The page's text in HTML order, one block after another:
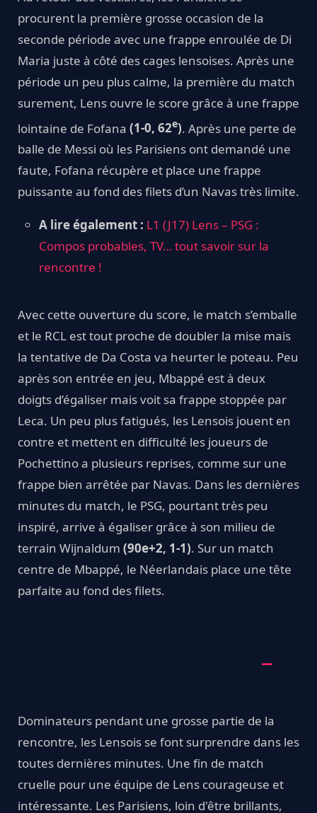
procurent la première grosse occasion de la
seconde période avec une frappe enroulée de Di
Maria juste à côté des cages lensoises. Après une
période un peu plus calme, la première du match
surement, Lens ouvre le score grâce à une frappe
lointaine de Fofana (1-0, 62e). Après une perte de
balle de Messi où les Parisiens ont demandé une
faute, Fofana récupère et place une frappe
puissante au fond des filets d’un Navas très limite.
A lire également : L1 (J17) Lens – PSG :
Compos probables, TV… tout savoir sur la
rencontre !
Avec cette ouverture du score, le match s’emballe
et le RCL est tout proche de doubler la mise mais
la tentative de Da Costa va heurter le poteau. Peu
après son entrée en jeu, Mbappé est à deux
doigts d’égaliser mais voit sa frappe stoppée par
Leca. Un peu plus fatigués, les Lensois jouent en
contre et mettent en difficulté les joueurs de
Pochettino a plusieurs reprises, comme sur une
frappe bien arrêtée par Navas. Dans les dernières
minutes du match, le PSG, pourtant très peu
inspiré, arrive à égaliser grâce à son milieu de
terrain Wijnaldum (90e+2, 1-1). Sur un match
centre de Mbappé, le Néerlandais place une tête
parfaite au fond des filets.
Dominateurs pendant une grosse partie de la
rencontre, les Lensois se font surprendre dans les
toutes dernières minutes. Une fin de match
cruelle pour une équipe de Lens courageuse et
intéressante. Les Parisiens, loin d'être brillants,